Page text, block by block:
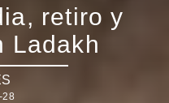
retiro y
Ladakh
28